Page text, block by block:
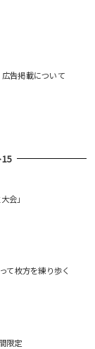
告掲載について
会」
て枚方を練り歩く
限定